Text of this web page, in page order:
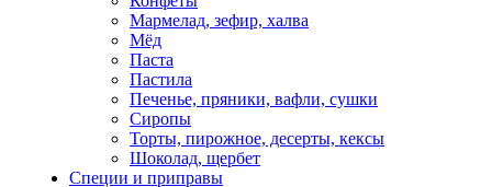
Мармелад, зефир, халва
Мёд
Паста
Пастила
Печенье, пряники, вафли, сушки
Сиропы
Торты, пирожное, десерты, кексы
Шоколад, щербет
Специи и приправы